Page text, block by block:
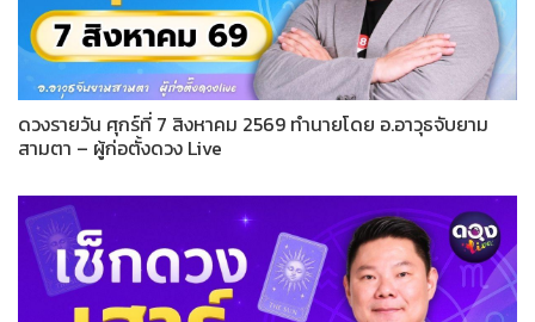
ดวงรายวัน ศุกร์ที่ 7 สิงหาคม 2569 ทำนายโดย อ.อาวุธจับยาม
สามตา – ผู้ก่อตั้งดวง Live